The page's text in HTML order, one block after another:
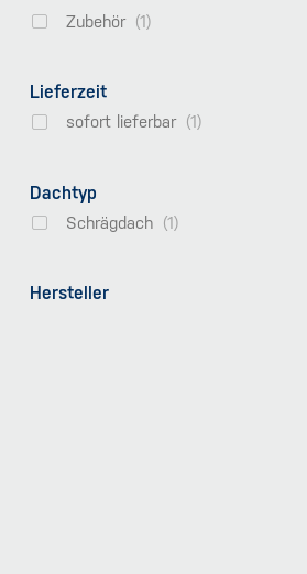
Zubehör
Lieferzeit
sofort lieferbar
Dachtyp
Schrägdach
Hersteller